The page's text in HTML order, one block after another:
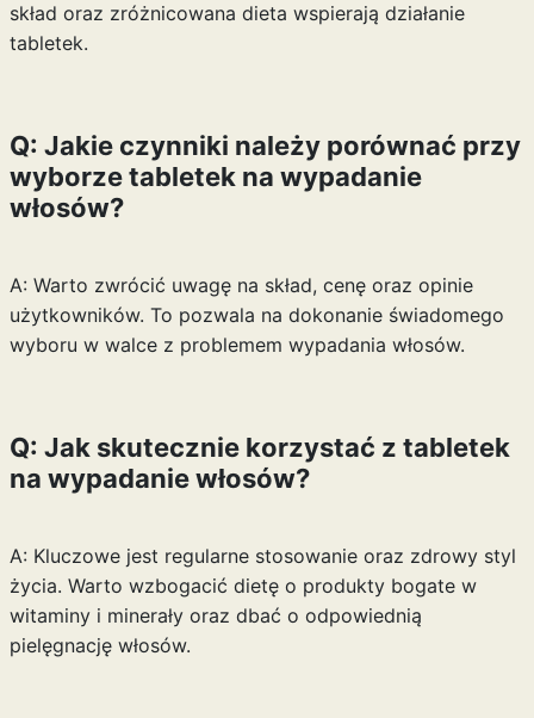
skład oraz zróżnicowana dieta wspierają działanie
tabletek.
Q: Jakie czynniki należy porównać przy
wyborze tabletek na wypadanie
włosów?
A: Warto zwrócić uwagę na skład, cenę oraz opinie
użytkowników. To pozwala na dokonanie świadomego
wyboru w walce z problemem wypadania włosów.
Q: Jak skutecznie korzystać z tabletek
na wypadanie włosów?
A: Kluczowe jest regularne stosowanie oraz zdrowy styl
życia. Warto wzbogacić dietę o produkty bogate w
witaminy i minerały oraz dbać o odpowiednią
pielęgnację włosów.